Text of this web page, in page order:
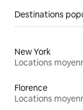
Destinations
New York
Florence